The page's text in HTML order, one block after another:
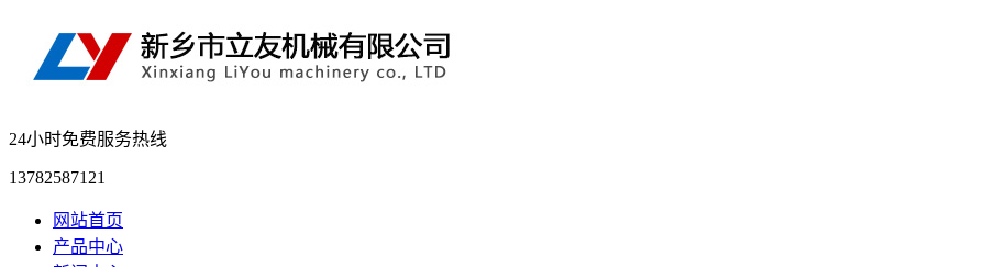
24小时免费服务热线
13782587121
网站首页
产品中心